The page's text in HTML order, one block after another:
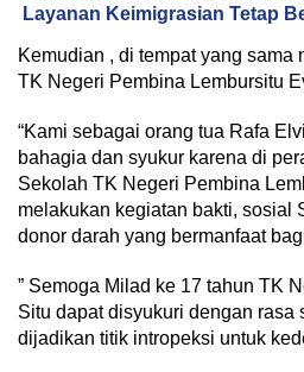
Layanan Keimigrasian Tetap
Kemudian , di tempat yang sama
TK Negeri Pembina Lembursitu
“Kami sebagai orang tua Rafa
bahagia dan syukur karena di
Sekolah TK Negeri Pembina
melakukan kegiatan bakti, sosial
donor darah yang bermanfaat
” Semoga Milad ke 17 tahun TK
Situ dapat disyukuri dengan rasa
dijadikan titik intropeksi untuk